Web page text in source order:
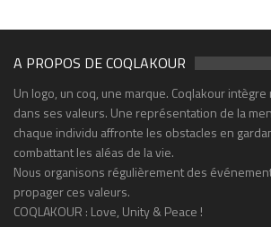
A PROPOS DE COQLAKOUR
Un logo, un coq, une marque. Coqlakour
dans ses valeurs. Une représentation de la
chaque individu affronte les obstacles en
combattant les aléas de la vie.
Nous organisons régulièrement des
propager ces valeurs.
COQLAKOUR : Love, Unity & Peace !